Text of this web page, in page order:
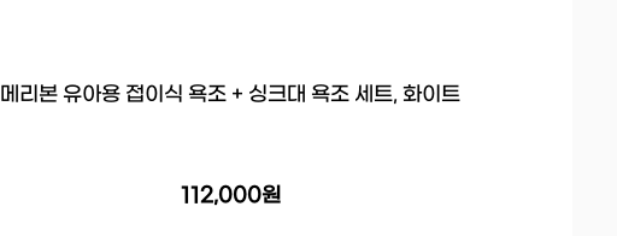
메리본 유아용 접이식 욕조 + 싱크대 욕조 세트, 화이트
112,000원